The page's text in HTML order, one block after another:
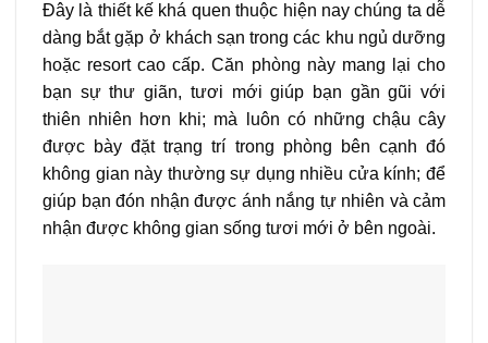
Đây là thiết kế khá quen thuộc hiện nay chúng ta dễ
dàng bắt gặp ở khách sạn trong các khu ngủ dưỡng
hoặc resort cao cấp. Căn phòng này mang lại cho
bạn sự thư giãn, tươi mới giúp bạn gần gũi với
thiên nhiên hơn khi; mà luôn có những chậu cây
được bày đặt trạng trí trong phòng bên cạnh đó
không gian này thường sự dụng nhiều cửa kính; để
giúp bạn đón nhận được ánh nắng tự nhiên và cảm
nhận được không gian sống tươi mới ở bên ngoài.